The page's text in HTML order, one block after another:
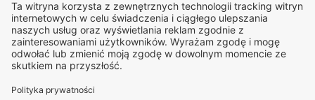
Organizator udzielania świadczeń telemedycznych jest
podmiotem leczniczym w rozumieniu ustawy z dnia 15
kwietnia 2011 roku o działalności leczniczej, wpisanym do
rejestru podmiotów wykonujących działalność leczniczą pod
numerem: 000000229172.